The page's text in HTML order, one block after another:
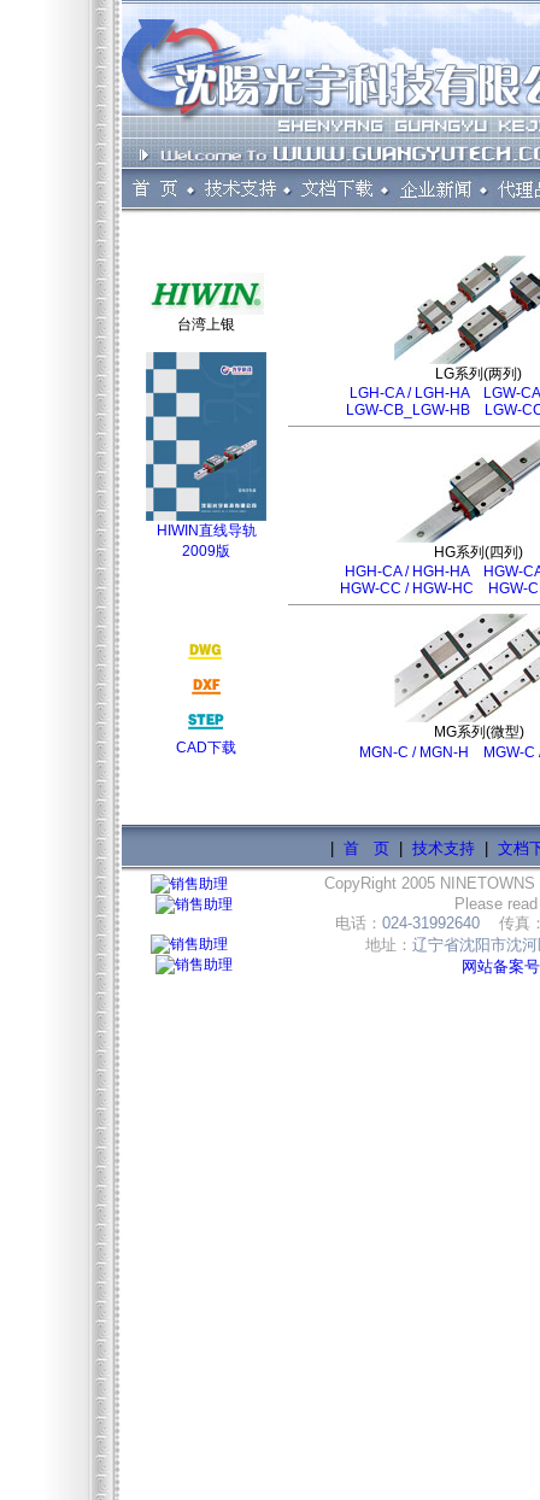
台湾上银
HIWIN直线导轨
2009版
LG系列(两列)
LGH-CA / LGH-HA
LGW-
LGW-CB_LGW-HB
LGW-
HG系列(四列)
HGH-CA / HGH-HA
HGW-
HGW-CC / HGW-HC
HGW-
CAD下载
MG系列(微型)
MGN-C / MGN-H
MGW-C
首 页| 技术支持| 文档
CopyRight 2005 NINETOWNS
Please
电话： 024-31992640 传真
地址： 辽宁省沈阳市沈
网站备案